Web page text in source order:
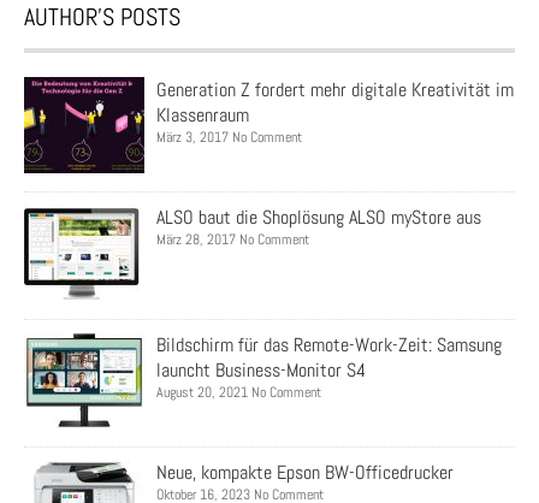
AUTHOR’S POSTS
Generation Z fordert mehr digitale Kreativität im
Klassenraum
März 3, 2017 No Comment
ALSO baut die Shoplösung ALSO myStore aus
März 28, 2017 No Comment
Bildschirm für das Remote-Work-Zeit: Samsung
launcht Business-Monitor S4
August 20, 2021 No Comment
Neue, kompakte Epson BW-Officedrucker
Oktober 16, 2023 No Comment